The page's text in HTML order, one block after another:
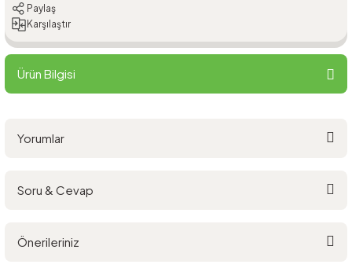
Paylaş
Karşılaştır
Ürün Bilgisi
Yorumlar
Soru & Cevap
Önerileriniz